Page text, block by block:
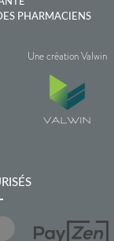
PHARMACIENS
Une création Valwin